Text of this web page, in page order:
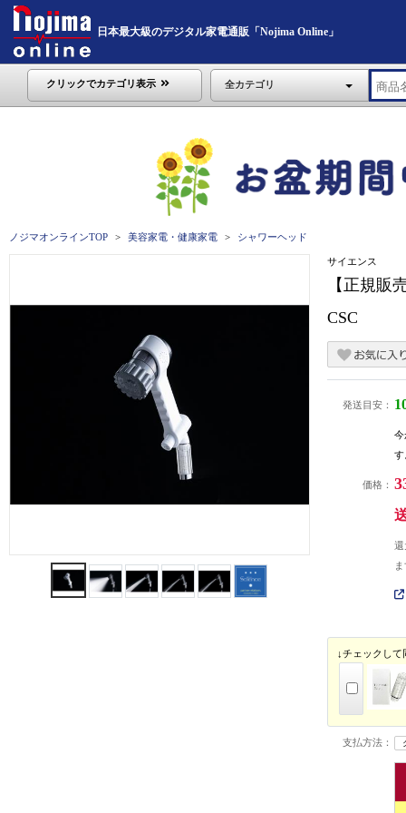
日本最大級のデジタル家電通販「Nojima Online」
クリックでカテゴリ表示 全カテゴリ
ノジマオンラインTOP 美容家電・健康家電 シャワーヘッド
サイエンス
【正規販
CSC
発送目安：
価格：
還
↓チェックして
支払方法：